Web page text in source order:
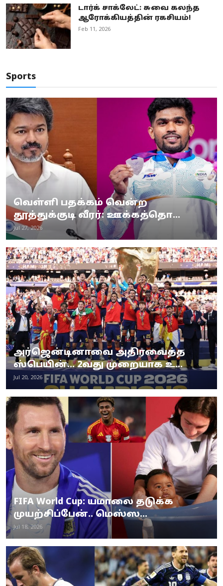
டார்க் சாக்லேட்: சுவை கலந்த
ஆரோக்கியத்தின் ரகசியம்!
Feb 11, 2026
Sports
வெள்ளி பதக்கம் வென்ற
தூத்துக்குடி வீரர்: ஊக்கத்தொ...
Jul 27, 2026
அர்ஜென்டினாவை அதிரவைத்த
ஸ்பெயின்... 2வது முறையாக உ...
Jul 20, 2026
FIFA World Cup: யமாலை தடுக்க
முயற்சிப்பேன்.. மெஸ்ஸ...
Jul 18, 2026